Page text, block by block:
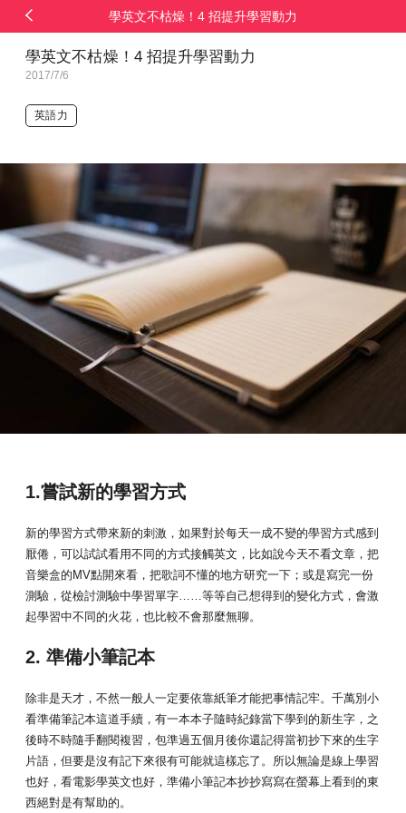
學英文不枯燥！4 招提升學習動力
學英文不枯燥！4 招提升學習動力
2017/7/6
英語力
1.嘗試新的學習方式
新的學習方式帶來新的刺激，如果對於每天一成不變的學習方式感到
厭倦，可以試試看用不同的方式接觸英文，比如說今天不看文章，把
音樂盒的MV點開來看，把歌詞不懂的地方研究一下；或是寫完一份
測驗，從檢討測驗中學習單字……等等自己想得到的變化方式，會激
起學習中不同的火花，也比較不會那麼無聊。
2. 準備小筆記本
除非是天才，不然一般人一定要依靠紙筆才能把事情記牢。千萬別小
看準備筆記本這道手續，有一本本子隨時紀錄當下學到的新生字，之
後時不時隨手翻閱複習，包準過五個月後你還記得當初抄下來的生字
片語，但要是沒有記下來很有可能就這樣忘了。所以無論是線上學習
也好，看電影學英文也好，準備小筆記本抄抄寫寫在螢幕上看到的東
西絕對是有幫助的。